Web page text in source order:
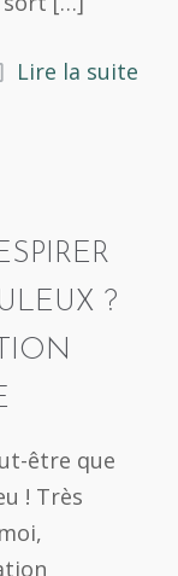
Lire la suite
?
être que
! Très